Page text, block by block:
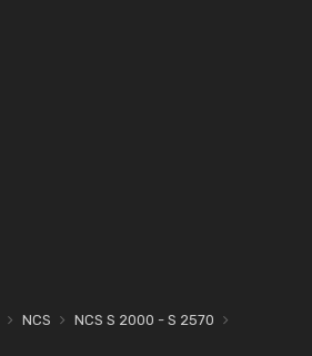
NCS
NCS S 2000 - S 2570